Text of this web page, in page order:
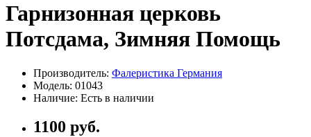
Гарнизонная церковь
Потсдама, Зимняя Помощь
Производитель: Фалеристика Германия
Модель: 01043
Наличие: Есть в наличии
1100 руб.